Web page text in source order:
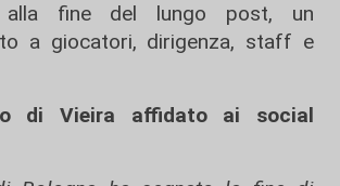
alla fine del lungo post, un
a giocatori, dirigenza, staff e
di Vieira affidato ai social